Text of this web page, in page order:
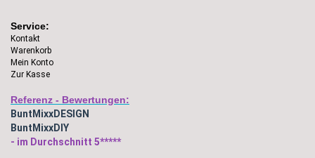
Service:
Kontakt
Warenkorb
Mein Konto
Zur Kasse
Referenz - Bewertungen:
BuntMixxDESIGN
BuntMixxDIY
- im Durchschnitt 5*****